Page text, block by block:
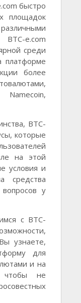
быстро
площадок
e.com
среди
платформе
более
BTC-
которые
на этой
условия и
средства
у
с BTC-
узнаете,
для
и на
чтобы не